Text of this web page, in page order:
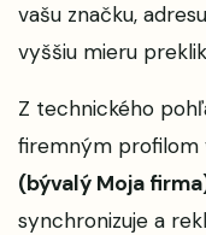
vašu značku,
vyššiu mieru
Z technického
firemným profilom
(bývalý Moja
synchronizuje a